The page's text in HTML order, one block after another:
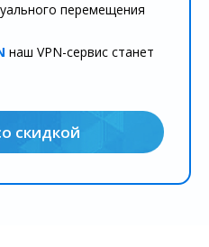
перемещения
наш VPN-сервис станет
скидкой